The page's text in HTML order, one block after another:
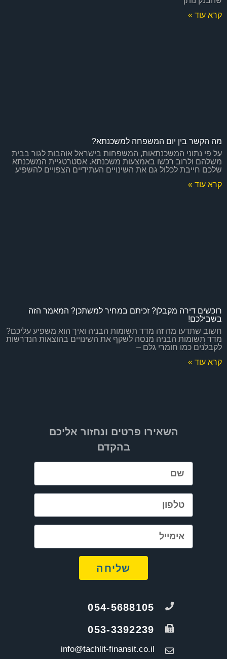
קרא עוד »
מה הקשר בין יום המשפחה למשכנתא?
על פי נתוני המשכנתאות, המשפחות בישראל אוהבות לגור בבית
משלהם ולרוב רכשו באמצעות משכנתא. אסטרטגיית המשכנתא
שלכם חייבת לכלול גם את השינויים העתידיים הצפויים להשפיע
קרא עוד »
רוכשים דירה מקבלן? זכיתם במחיר למשתכן? המאמר הזה
בשבילכם!
חשוב שתדעו מה זה מדד תשומות הבניה ואיך הוא משפיע עליכם?
מדד תשומות הבניה מנסה לשקף את השינויים בהוצאות הנדרשות
לקבלנים כמו חומרי גלם –
קרא עוד »
054-5688105
053-3392239
info@tachlit-finansit.co.il
השאירו פרטים ונחזור אליכם
בהקדם
שליחה